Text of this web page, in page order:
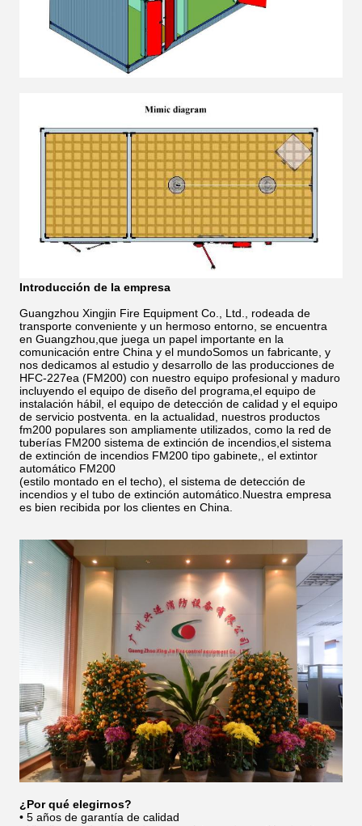
Introducción de la empresa
Guangzhou Xingjin Fire Equipment Co., Ltd., rodeada de
transporte conveniente y un hermoso entorno, se encuentra
en Guangzhou,que juega un papel importante en la
comunicación entre China y el mundoSomos un fabricante, y
nos dedicamos al estudio y desarrollo de las producciones de
HFC-227ea (FM200) con nuestro equipo profesional y maduro
incluyendo el equipo de diseño del programa,el equipo de
instalación hábil, el equipo de detección de calidad y el equipo
de servicio postventa. en la actualidad, nuestros productos
fm200 populares son ampliamente utilizados, como la red de
tuberías FM200 sistema de extinción de incendios,el sistema
de extinción de incendios FM200 tipo gabinete,, el extintor
automático FM200
(estilo montado en el techo), el sistema de detección de
incendios y el tubo de extinción automático.Nuestra empresa
es bien recibida por los clientes en China.
¿Por qué elegirnos?
• 5 años de garantía de calidad